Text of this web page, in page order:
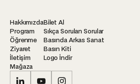
Hakkımızda
Program
Öğrenme
Ziyaret
İletişim
Mağaza
Bilet Al
Sıkça Sorulan Sorular
Basında Arkas Sanat
Basın Kiti
Logo İndir